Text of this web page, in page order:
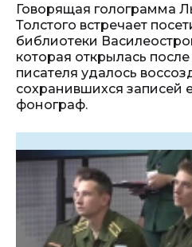
Говорящая голограмма
Толстого встречает
библиотеки
которая открылась
писателя удалось
сохранившихся записей
фонограф.